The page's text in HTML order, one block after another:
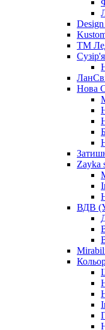
ТМ
Нова
Zayka
ВДВ